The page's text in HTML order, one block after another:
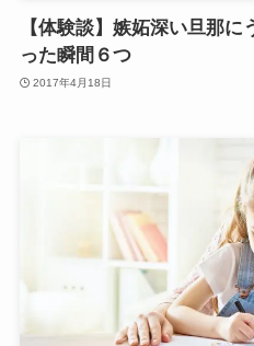
【体験談】嫉妬深い旦那
った瞬間６つ
2017年4月18日